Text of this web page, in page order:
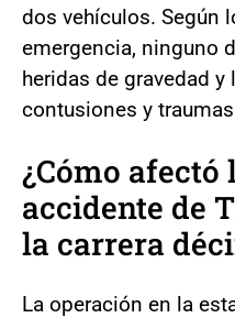
dos vehículos. Según
emergencia, ninguno
heridas de gravedad
contusiones y
¿Cómo
accidente de
la carrera
La operación en la